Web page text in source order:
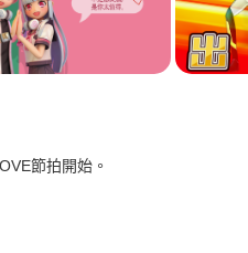
節拍開始。